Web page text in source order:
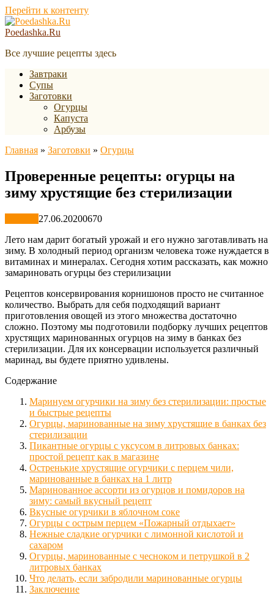
Перейти к контенту
Poedashka.Ru
Все лучшие рецепты здесь
Завтраки
Супы
Заготовки
Огурцы
Капуста
Арбузы
Главная » Заготовки » Огурцы
Проверенные рецепты: огурцы на
зиму хрустящие без стерилизации
27.06.20200670
Лето нам дарит богатый урожай и его нужно заготавливать на
зиму. В холодный период организм человека тоже нуждается в
витаминах и минералах. Сегодня хотим рассказать, как можно
замариновать огурцы без стерилизации
Рецептов консервирования корнишонов просто не считанное
количество. Выбрать для себя подходящий вариант
приготовления овощей из этого множества достаточно
сложно. Поэтому мы подготовили подборку лучших рецептов
хрустящих маринованных огурцов на зиму в банках без
стерилизации. Для их консервации используется различный
маринад, вы будете приятно удивлены.
Содержание
Маринуем огурчики на зиму без стерилизации: простые
и быстрые рецепты
Огурцы, маринованные на зиму хрустящие в банках без
стерилизации
Пикантные огурцы с уксусом в литровых банках:
простой рецепт как в магазине
Остренькие хрустящие огурчики с перцем чили,
маринованные в банках на 1 литр
Маринованное ассорти из огурцов и помидоров на
зиму: самый вкусный рецепт
Вкусные огурчики в яблочном соке
Огурцы с острым перцем «Пожарный отдыхает»
Нежные сладкие огурчики с лимонной кислотой и
сахаром
Огурцы, маринованные с чесноком и петрушкой в 2
литровых банках
Что делать, если забродили маринованные огурцы
Заключение